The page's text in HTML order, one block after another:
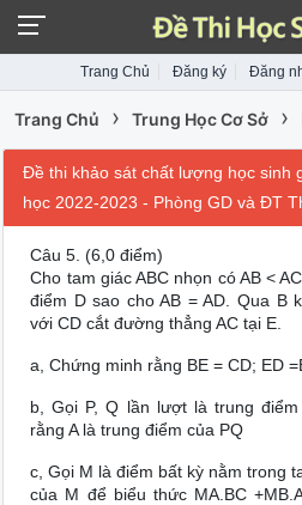
Trang Chủ Đăng ký Đăng
Trang Chủ › Trung Học Cơ Sở ›
Đề thi khảo sát chất lượng học sinh
học 2022-2023 - Phòng GD và ĐT
Câu 5.(6,0 điểm)
Cho tam giác ABC nhọn có AB <
điểm D sao cho AB = AD. Qua B
với CD cắt đường thẳng AC tại E.
a, Chứng minh rằng BE = CD; ED
b, Gọi P, Q lần lượt là trung
rằng A là trung điểm của PQ
c, Gọi M là điểm bất kỳ nằm trong
của M để biểu thức MA.BC